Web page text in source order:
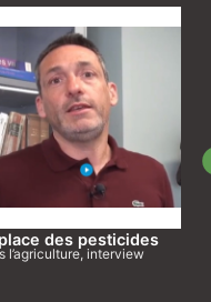
des pesticides
l’agriculture, interview